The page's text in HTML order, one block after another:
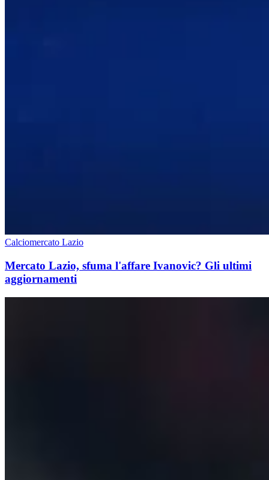
Calciomercato Lazio
Mercato Lazio, sfuma l'affare Ivanovic? Gli ultimi
aggiornamenti